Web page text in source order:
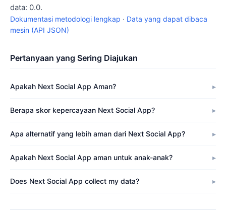
data: 0.0.
Dokumentasi metodologi lengkap · Data yang dapat dibaca
mesin (API JSON)
Pertanyaan yang Sering Diajukan
Apakah Next Social App Aman?
Berapa skor kepercayaan Next Social App?
Apa alternatif yang lebih aman dari Next Social App?
Apakah Next Social App aman untuk anak-anak?
Does Next Social App collect my data?